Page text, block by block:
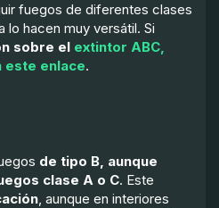
fuegos de diferentes clases
lo hacen muy versátil. Si
sobre el extintor ABC,
este enlace.
de tipo B, aunque
clase A o C. Este
, aunque en interiores